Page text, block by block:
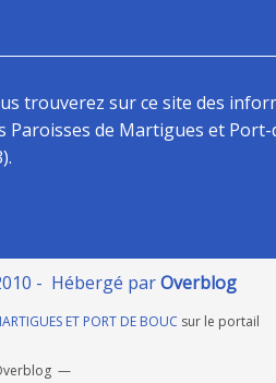
trouverez sur ce site des
Paroisses de Martigues et
- Hébergé parOverblog
ET PORT DE BOUC sur le portail